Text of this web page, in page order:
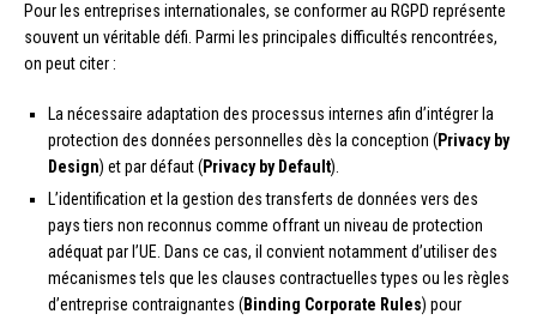
Pour les entreprises internationales, se conformer au RGPD représente
souvent un véritable défi. Parmi les principales difficultés rencontrées,
on peut citer :
La nécessaire adaptation des processus internes afin d’intégrer la
protection des données personnelles dès la conception (Privacy by
Design) et par défaut (Privacy by Default).
L’identification et la gestion des transferts de données vers des
pays tiers non reconnus comme offrant un niveau de protection
adéquat par l’UE. Dans ce cas, il convient notamment d’utiliser des
mécanismes tels que les clauses contractuelles types ou les règles
d’entreprise contraignantes (Binding Corporate Rules) pour